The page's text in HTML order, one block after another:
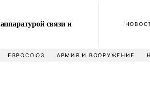
связи и
ЕВРОСОЮЗ АРМИЯ И ВООРУЖЕНИЕ